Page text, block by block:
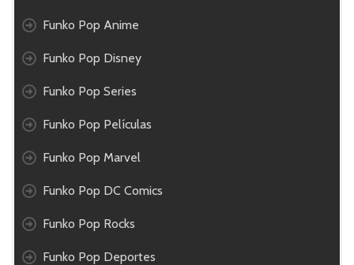
Funko Pop Anime
Funko Pop Disney
Funko Pop Series
Funko Pop Películas
Funko Pop Marvel
Funko Pop DC Comics
Funko Pop Rocks
Funko Pop Deportes